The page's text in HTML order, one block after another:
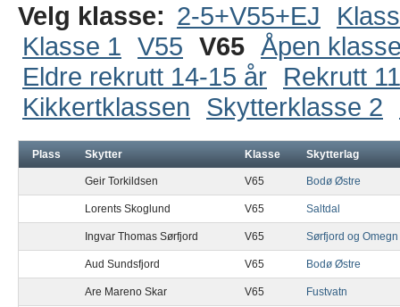
Velg klasse: 2-5+V55+EJ
Klasse 1 V55 V65 Åpen
Eldre rekrutt 14-15 år
Rekrutt
Kikkertklassen
Skytterklasse 2
Plass Skytter Klasse Skytterlag
Geir Torkildsen V65 Bodø Østre
Lorents Skoglund V65 Saltdal
Ingvar Thomas Sørfjord V65 Sørfjord og Omegn
Aud Sundsfjord V65 Bodø Østre
Are Mareno Skar V65 Fustvatn